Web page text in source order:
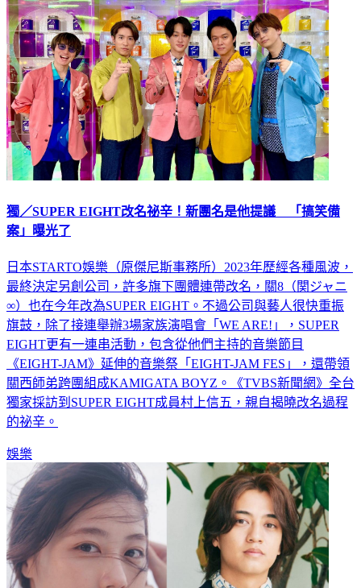
獨／SUPER EIGHT改名祕辛！新團名是他提議 「搞笑備
案」曝光了
日本STARTO娛樂（原傑尼斯事務所）2023年歷經各種風波，
最終決定另創公司，許多旗下團體連帶改名，關8（関ジャニ
∞）也在今年改為SUPER EIGHT。不過公司與藝人很快重振
旗鼓，除了接連舉辦3場家族演唱會「WE ARE!」，SUPER
EIGHT更有一連串活動，包含從他們主持的音樂節目
《EIGHT-JAM》延伸的音樂祭「EIGHT-JAM FES」，還帶領
關西師弟跨團組成KAMIGATA BOYZ。《TVBS新聞網》全台
獨家採訪到SUPER EIGHT成員村上信五，親自揭曉改名過程
的祕辛。
娛樂